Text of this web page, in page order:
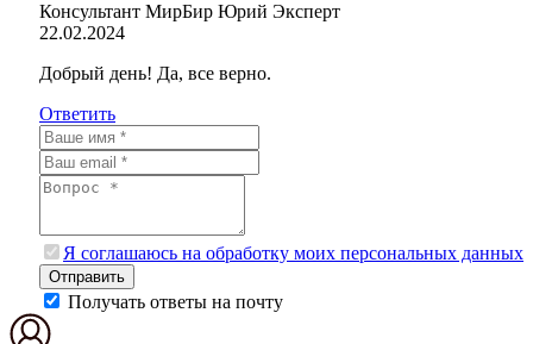
Консультант МирБир Юрий Эксперт
22.02.2024
Добрый день! Да, все верно.
Ответить
Я соглашаюсь на обработку моих персональных данных
Отправить
Получать ответы на почту